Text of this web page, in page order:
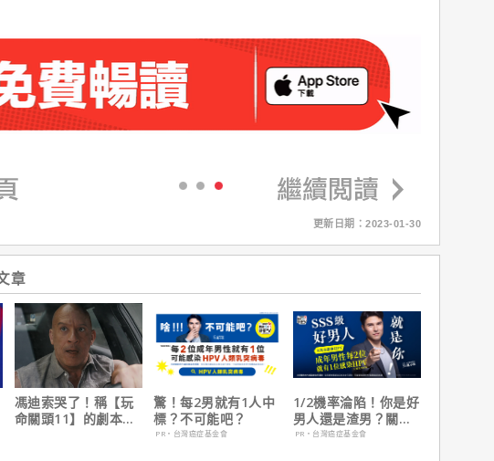
更新日期：2023-01-30
章
馮迪索哭了！稱【玩
命關頭11】的劇本是
驚！每2男就有1人中
標？不可能吧？
PR・台灣癌症基金會
1/2機率淪陷！你是好
男人還是渣男？關鍵
在這
PR・台灣癌症基金會